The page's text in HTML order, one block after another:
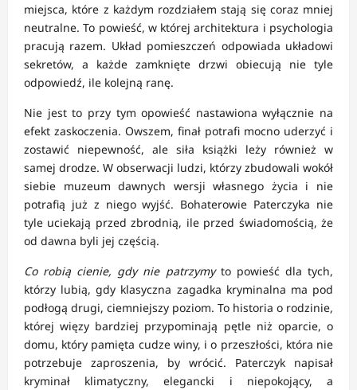
miejsca, które z każdym rozdziałem stają się coraz mniej
neutralne. To powieść, w której architektura i psychologia
pracują razem. Układ pomieszczeń odpowiada układowi
sekretów, a każde zamknięte drzwi obiecują nie tyle
odpowiedź, ile kolejną ranę.
Nie jest to przy tym opowieść nastawiona wyłącznie na
efekt zaskoczenia. Owszem, finał potrafi mocno uderzyć i
zostawić niepewność, ale siła książki leży również w
samej drodze. W obserwacji ludzi, którzy zbudowali wokół
siebie muzeum dawnych wersji własnego życia i nie
potrafią już z niego wyjść. Bohaterowie Paterczyka nie
tyle uciekają przed zbrodnią, ile przed świadomością, że
od dawna byli jej częścią.
Co robią cienie, gdy nie patrzymyto powieść dla tych,
którzy lubią, gdy klasyczna zagadka kryminalna ma pod
podłogą drugi, ciemniejszy poziom. To historia o rodzinie,
której więzy bardziej przypominają pętle niż oparcie, o
domu, który pamięta cudze winy, i o przeszłości, która nie
potrzebuje zaproszenia, by wrócić. Paterczyk napisał
kryminał klimatyczny, elegancki i niepokojący, a